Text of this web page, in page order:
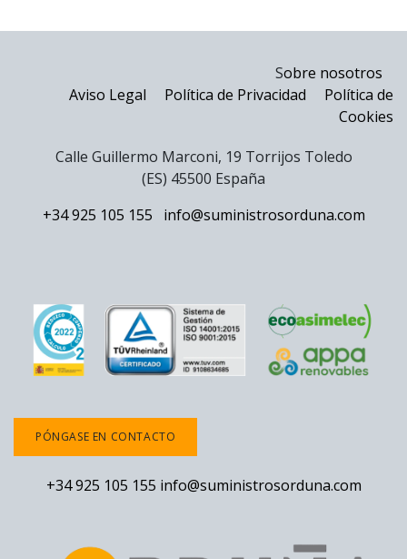
Sobre nosotros
Aviso Legal
Política de Privacidad
Política de
Cookies
Calle Guillermo Marconi, 19 Torrijos Toledo
(ES) 45500 España
+34 925 105 155
info@suministrosorduna.com
PÓNGASE EN CONTACTO
+34 925 105 155 info@suministrosorduna.com